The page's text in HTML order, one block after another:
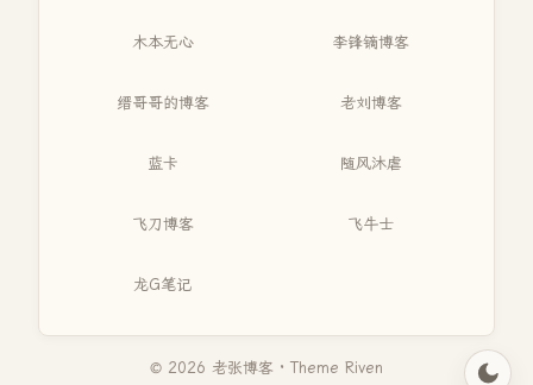
木本无心 李锋镝博客
缙哥哥的博客 老刘博客
蓝卡 随风沐虐
飞刀博客 飞牛士
龙G笔记
© 2026 老张博客 · Theme Riven